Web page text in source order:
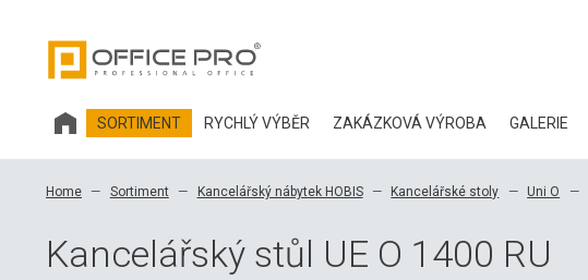
SORTIMENT RYCHLÝ VÝBĚR ZAKÁZKOVÁ VÝROBA GALERIE
Home Sortiment Kancelářský nábytek HOBIS Kancelářské stoly Uni O
Kancelářský stůl UE O 1400 RU